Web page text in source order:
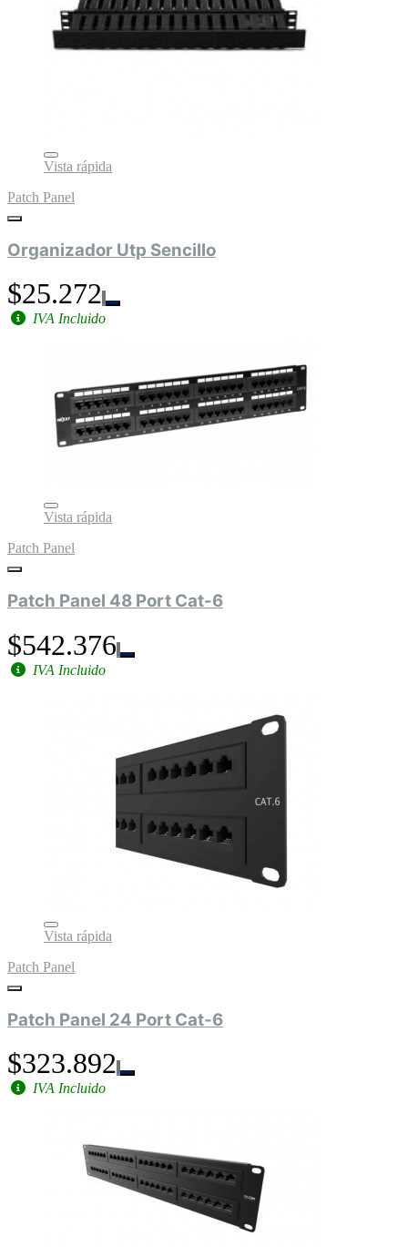
Vista rápida
Patch Panel
Organizador Utp Sencillo
$25.272
IVA Incluido
Vista rápida
Patch Panel
Patch Panel 48 Port Cat-6
$542.376
IVA Incluido
Vista rápida
Patch Panel
Patch Panel 24 Port Cat-6
$323.892
IVA Incluido